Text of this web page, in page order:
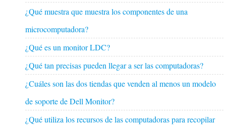
¿Qué muestra que muestra los componentes de una
microcomputadora?
¿Qué es un monitor LDC?
¿Qué tan precisas pueden llegar a ser las computadoras?
¿Cuáles son las dos tiendas que venden al menos un modelo
de soporte de Dell Monitor?
¿Qué utiliza los recursos de las computadoras para recopilar